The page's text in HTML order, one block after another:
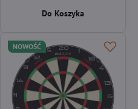
sprawdza się podczas intensywnej
Do Koszyka
NOWOŚĆ